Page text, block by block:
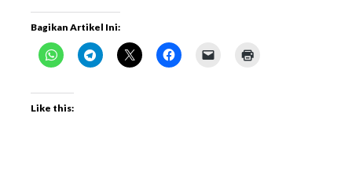
Bagikan Artikel Ini:
Like this: